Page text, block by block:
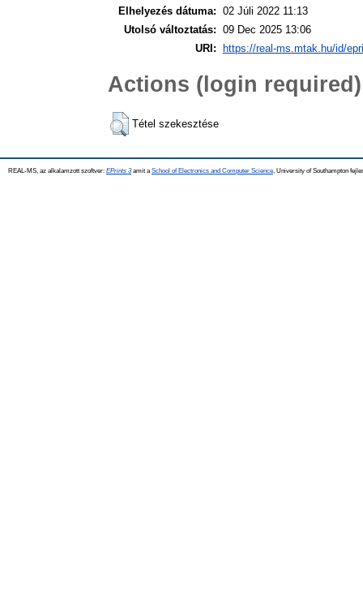
Elhelyezés dátuma: 02 Júli 2022 11:13
Utolsó változtatás: 09 Dec 2025 13:06
URI:
https://real-ms.mtak.hu/id/
Actions (login required)
Tétel szekesztése
REAL-MS, az alkalamzott szoftver: EPrints 3amit a School of Electronics and Computer Science , University of Southampton